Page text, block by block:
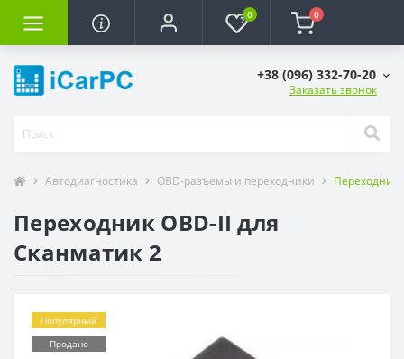
0 0
+38 (096) 332-70-20
Заказать звонок
Автодиагностика OBD-разъемы и переходники Переходник
Переходник OBD-II для
Сканматик 2
Популярный
Продано